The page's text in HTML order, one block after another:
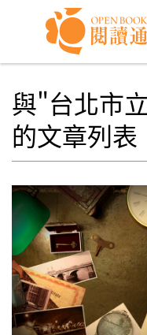
Skip to navigation
移至主內容
與"台北市
的文章列表